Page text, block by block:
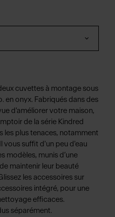
cuvettes à montage sous
en onyx. Fabriqués dans des
d'améliorer votre maison,
de la série Kindred
les plus tenaces, notamment
vous suffit d'un peu d'eau
modèles, munis d’une
maintenir leur beauté
les accessoires sur
intégré, pour une
efficaces.
séparément.